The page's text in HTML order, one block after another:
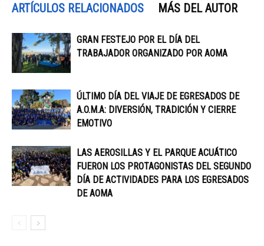
ARTÍCULOS RELACIONADOS MÁS DEL AUTOR
GRAN FESTEJO POR EL DÍA DEL
TRABAJADOR ORGANIZADO POR AOMA
ÚLTIMO DÍA DEL VIAJE DE EGRESADOS DE
A.O.M.A: DIVERSIÓN, TRADICIÓN Y CIERRE
EMOTIVO
LAS AEROSILLAS Y EL PARQUE ACUÁTICO
FUERON LOS PROTAGONISTAS DEL SEGUNDO
DÍA DE ACTIVIDADES PARA LOS EGRESADOS
DE AOMA